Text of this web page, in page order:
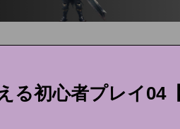
る初心者プレイ04